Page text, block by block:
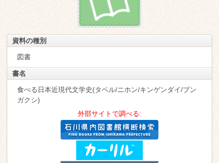
資料の種別
図書
書名
食べる日本近現代文学史(タベル/ニホン/キンゲンダイ/ブン
ガクシ)
外部サイトで調べる: